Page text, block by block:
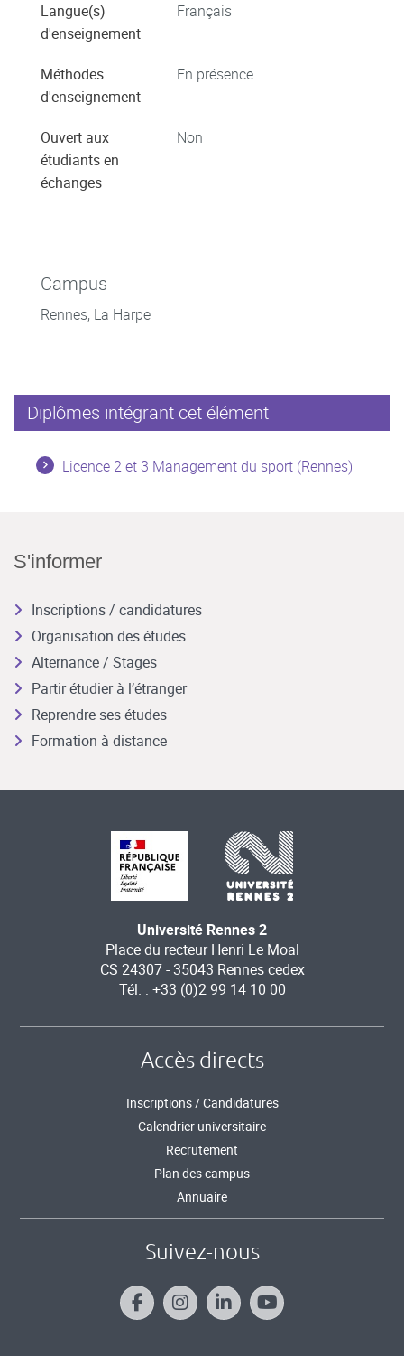
Langue(s)
d'enseignement
Français
Méthodes
d'enseignement
En présence
Ouvert aux
étudiants en
échanges
Non
Campus
Rennes, La Harpe
Diplômes intégrant cet élément
Licence 2 et 3 Management du sport (Rennes)
S'informer
Inscriptions / candidatures
Organisation des études
Alternance / Stages
Partir étudier à l’étranger
Reprendre ses études
Formation à distance
Université Rennes 2
Place du recteur Henri Le Moal
CS 24307 - 35043 Rennes cedex
Tél. : +33 (0)2 99 14 10 00
Accès directs
Inscriptions / Candidatures
Calendrier universitaire
Recrutement
Plan des campus
Annuaire
Suivez-nous